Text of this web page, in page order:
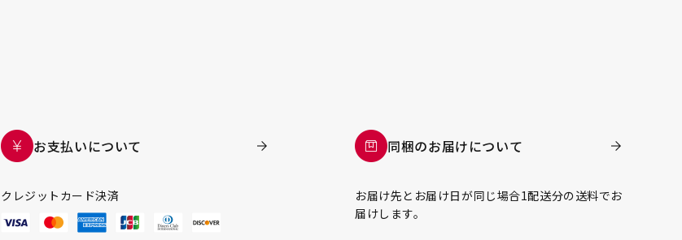
お支払いについて
クレジットカード決済
同梱のお届けについて
お届け先とお届け日が同じ場合1配送分の送料でお
届けします。